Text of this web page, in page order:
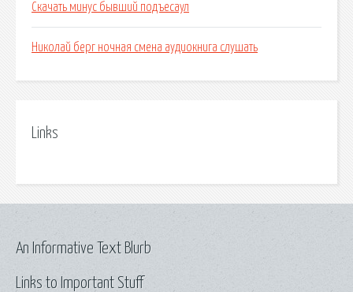
Скачать минус бывший подъесаул
Николай берг ночная смена аудиокнига слушать
Links
Links to Important Stuff
An Informative Text Blurb